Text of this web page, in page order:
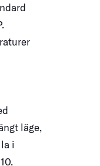
läge,
i